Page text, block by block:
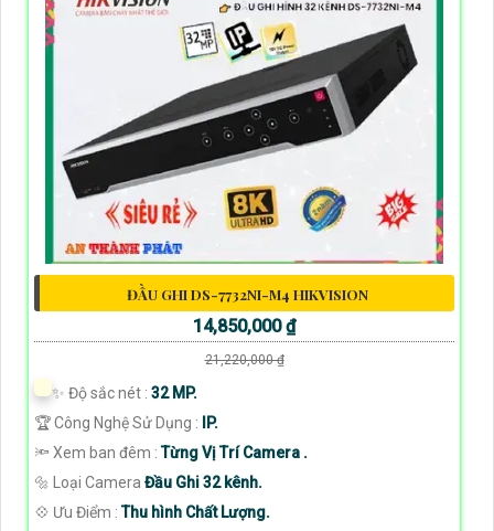
ĐẦU GHI DS-7732NI-M4 HIKVISION
14,850,000 ₫
21,220,000 ₫
✨ Độ sắc nét : 32 MP.
🏆 Công Nghệ Sử Dụng :
IP.
🔦 Xem ban đêm :Từng Vị Trí Camera .
🔩 Loại Camera Đầu Ghi 32 kênh.
️💠 Ưu Điểm :Thu hình Chất Lượng.